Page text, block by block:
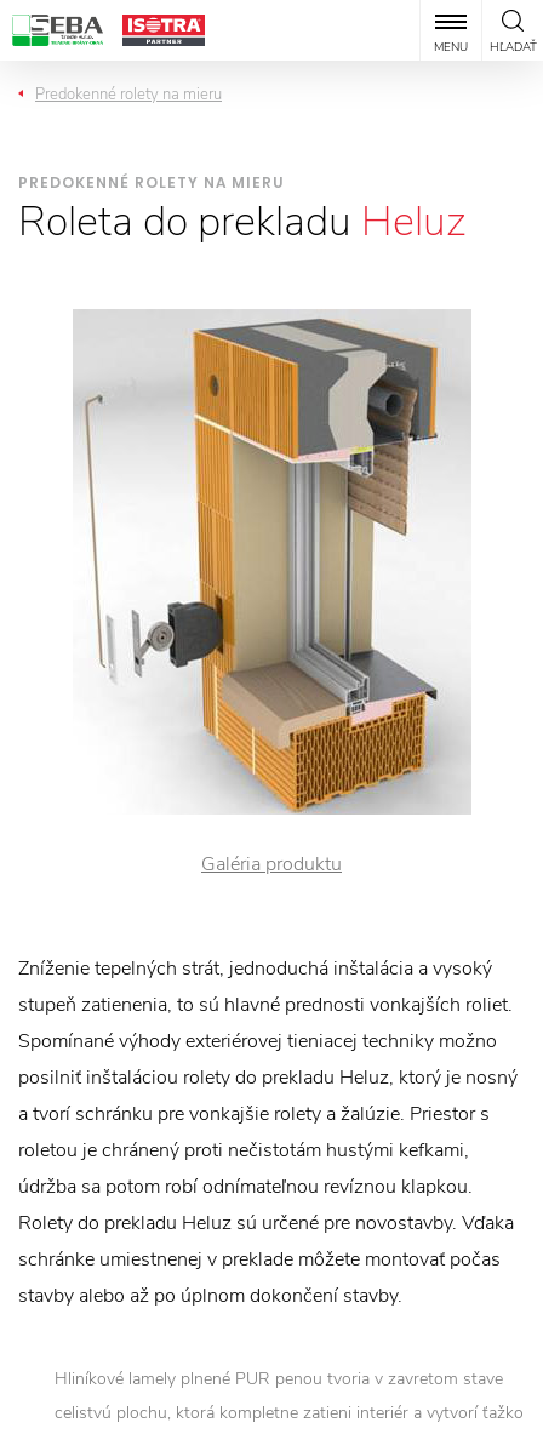
HĽADAŤ
MENU
Predokenné rolety na mieru
PREDOKENNÉ ROLETY NA MIERU
Roleta do prekladu Heluz
Galéria produktu
Zníženie tepelných strát, jednoduchá inštalácia a vysoký
stupeň zatienenia, to sú hlavné prednosti vonkajších roliet.
Spomínané výhody exteriérovej tieniacej techniky možno
posilniť inštaláciou rolety do prekladu Heluz, ktorý je nosný
a tvorí schránku pre vonkajšie rolety a žalúzie. Priestor s
roletou je chránený proti nečistotám hustými kefkami,
údržba sa potom robí odnímateľnou revíznou klapkou.
Rolety do prekladu Heluz sú určené pre novostavby. Vďaka
schránke umiestnenej v preklade môžete montovať počas
stavby alebo až po úplnom dokončení stavby.
Hliníkové lamely plnené PUR penou tvoria v zavretom stave
celistvú plochu, ktorá kompletne zatieni interiér a vytvorí ťažko